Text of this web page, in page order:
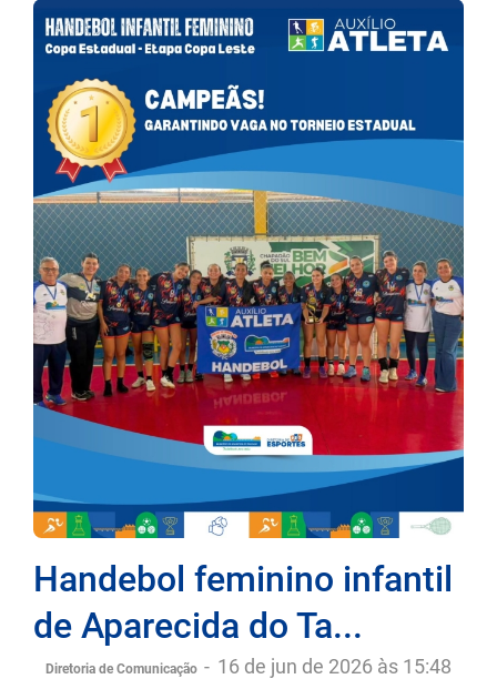
Handebol feminino infantil
de Aparecida do Ta...
Diretoria de Comunicação - 16 de jun de 2026 às 15:48